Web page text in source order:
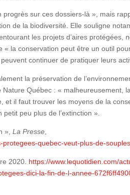
sur ces dossiers-là », mais
de la biodiversité. Elle souligne
les projets d’aires protégées,
la conservation peut être un outil
continuer de pratiquer leurs
la préservation de
Québec : « malheureusement,
il faut trouver les moyens de la
peu plus de l’extinction ».
»,La Presse
quebec-veut-plus-de-
2020. https://www.lequotidien.com/
dici-la-fin-de-l-annee-